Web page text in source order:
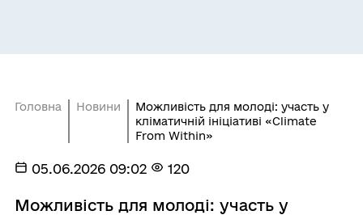
Головна Новини
Можливість для молоді: участь у
кліматичній ініціативі «Climate
From Within»
05.06.2026 09:02 120
Можливість для молоді: участь у